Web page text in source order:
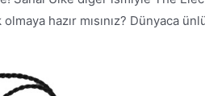
hazır mısınız? Dünyaca